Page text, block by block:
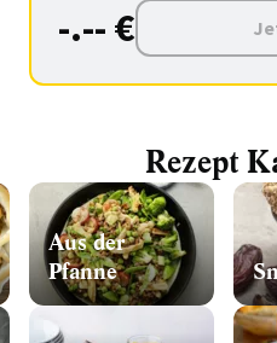
-.-- €
Rezept
Aus der
Pfanne